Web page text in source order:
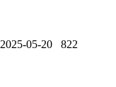
2025-05-20 822